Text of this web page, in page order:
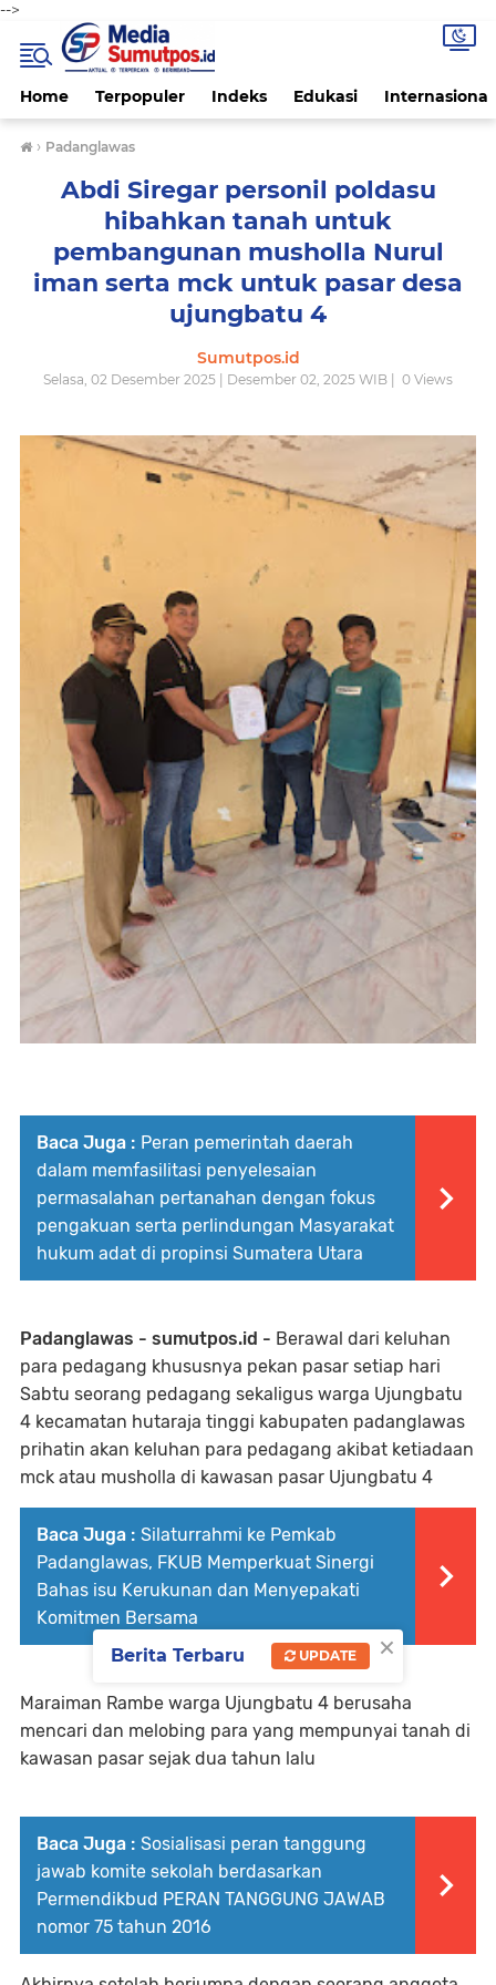
-->
Home Terpopuler Indeks Edukasi Internasional
› Padanglawas
Abdi Siregar personil poldasu
hibahkan tanah untuk
pembangunan musholla Nurul
iman serta mck untuk pasar desa
ujungbatu 4
Sumutpos.id
Selasa, 02 Desember 2025 | Desember 02, 2025 WIB | 0 Views
Baca Juga : Peran pemerintah daerah
dalam memfasilitasi penyelesaian
permasalahan pertanahan dengan fokus
pengakuan serta perlindungan Masyarakat
hukum adat di propinsi Sumatera Utara
Padanglawas - sumutpos.id - Berawal dari keluhan
para pedagang khususnya pekan pasar setiap hari
Sabtu seorang pedagang sekaligus warga Ujungbatu
4 kecamatan hutaraja tinggi kabupaten padanglawas
prihatin akan keluhan para pedagang akibat ketiadaan
mck atau musholla di kawasan pasar Ujungbatu 4
Baca Juga : Silaturrahmi ke Pemkab
Padanglawas, FKUB Memperkuat Sinergi
Bahas isu Kerukunan dan Menyepakati
Komitmen Bersama
Maraiman Rambe warga Ujungbatu 4 berusaha
mencari dan melobing para yang mempunyai tanah di
kawasan pasar sejak dua tahun lalu
Baca Juga : Sosialisasi peran tanggung
jawab komite sekolah berdasarkan
Permendikbud PERAN TANGGUNG JAWAB
nomor 75 tahun 2016
×
Berita Terbaru UPDATE